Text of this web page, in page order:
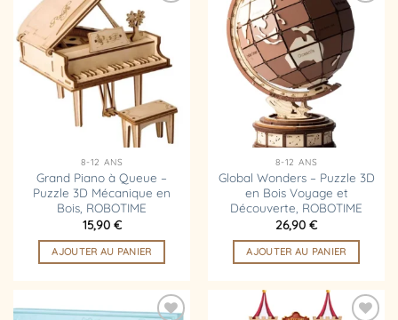
Ajouter
liste
d’envies
8-12 ANS
Grand Piano à Queue –
Puzzle 3D Mécanique en
Bois, ROBOTIME
15,90 €
AJOUTER AU PANIER
Ajouter
à la
liste
d’envies
8-12 ANS
Global Wonders – Puzzle 3D
en Bois Voyage et
Découverte, ROBOTIME
26,90 €
AJOUTER AU PANIER